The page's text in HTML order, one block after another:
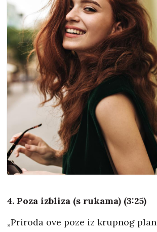
4. Poza izbliza (s rukama) (3:25)
„Priroda ove poze iz krupnog